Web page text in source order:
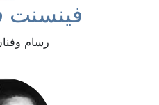
فينسنت
رسام